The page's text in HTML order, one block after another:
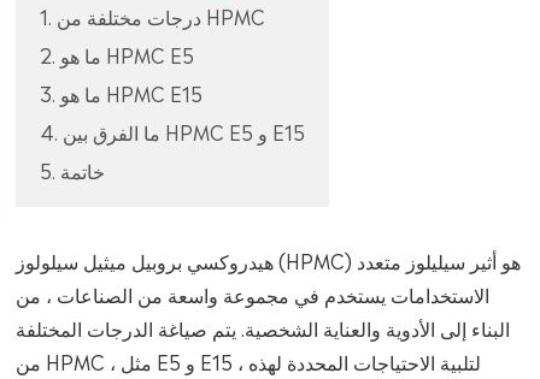
1. درجات مختلفة من HPMC
2. ما هو HPMC E5
3. ما هو HPMC E15
4. ما الفرق بين HPMC E5 و E15
5. خاتمة
هيدروكسي بروبيل ميثيل سيلولوز (HPMC) هو أثير سيليلوز متعدد
الاستخدامات يستخدم في مجموعة واسعة من الصناعات ، من
البناء إلى الأدوية والعناية الشخصية. يتم صياغة الدرجات المختلفة
من HPMC ، مثل E5 و E15 ، لتلبية الاحتياجات المحددة لهذه